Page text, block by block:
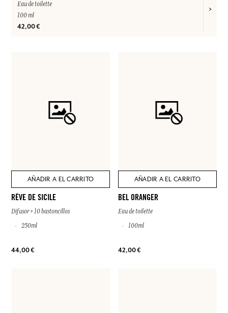
Eau de toilette
100 ml
42,00 €
AÑADIR A EL CARRITO
RÊVE DE SICILE
Difusor + 10 bastoncillos
250ml
44,00 €
AÑADIR A EL CARRITO
BEL ORANGER
Eau de toilette
100ml
42,00 €